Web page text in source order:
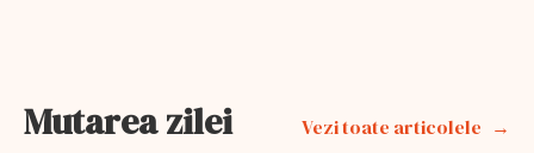
Mutarea zilei Vezi toate articolele